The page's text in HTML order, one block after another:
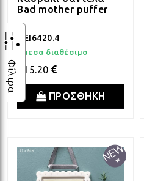
Φίλτρα
Bad mother puffer
#EI6420.4
Άμεσα διαθέσιμο
15.20
ΠΡΟΣΘΗΚΗ